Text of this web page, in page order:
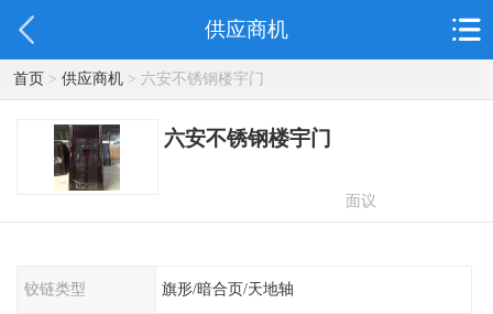
供应商机
首页> 供应商机> 六安不锈钢楼宇门
六安不锈钢楼宇门
面议
铰链类型 旗形/暗合页/天地轴